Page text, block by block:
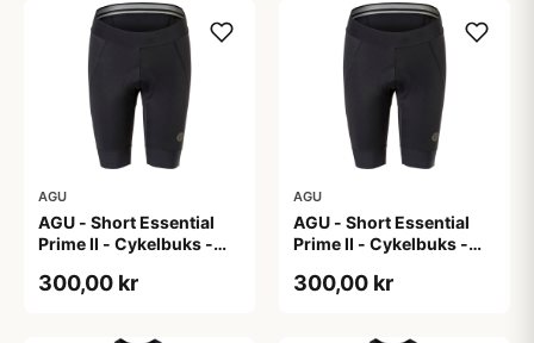
AGU
AGU - Short Essential
Prime II - Cykelbuks -
300,00 kr
AGU
AGU - Short Essential
Prime II - Cykelbuks -
300,00 kr